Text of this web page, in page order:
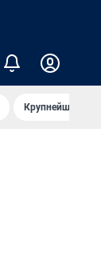
Крупнейшие